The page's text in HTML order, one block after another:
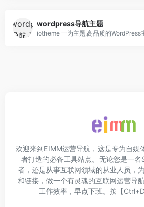
wordpress导航主题
欢迎来到EIMM运营导航，这是专为自媒
者打造的必备工具站点。无论您是一名
者，还是从事互联网领域的从业人员，
和链接，做一个有灵魂的互联网运营导
工作效率，早点下班。按【